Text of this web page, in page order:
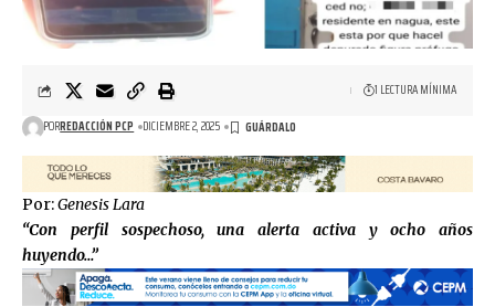
PORREDACCIÓN PCP DICIEMBRE 2, 2025
1 LECTURA MÍNIMA
Por:Genesis Lara
“Con perfil sospechoso, una alerta activa y ocho años
huyendo…”